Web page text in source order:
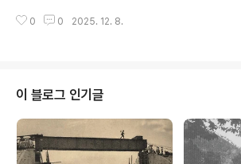
금할 길이 없다고 감격한다. 그리고는 ‘대세를 타고 신천지
계에서 찾기 힘들다. 바로 지도를 열어 보면 서쪽이나 동쪽
(초기에 씌어진 일본 최고(最古)의 역사서. 712년 편찬),
일본서기(日本 奈良시대의 역사서. 30권, 720년 편찬)
에 보이는 역사를 볼 것 같으면, 진구황후(神功皇后)에 의
한 삼한정벌(三韓征伐, 고대 일본 진구황후가 신라에 군
대를 보내 굴복시켰다는 이야기로 일본서기에는 기록되어
0 0 2025. 12. 8.
이 블로그 인기글